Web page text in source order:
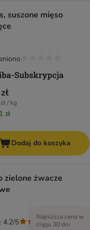
suszone mięso
/ kg
zł
Dodaj do koszyka
zielone żwacze
Najniższa cena w
ciągu 30 dni
4.2/5 86)